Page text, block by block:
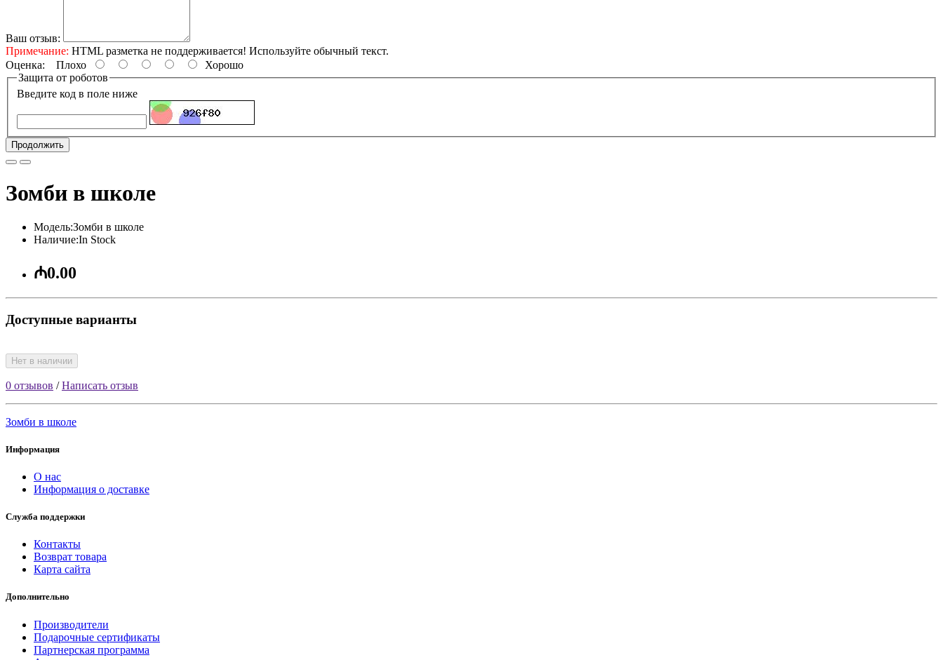
Ваш отзыв:
Примечание: HTML разметка не поддерживается! Используйте обычный текст.
Оценка: Плохо
Хорошо
Защита от роботов
Введите код в поле ниже
Продолжить
Зомби в школе
Модель:Зомби в школе
Наличие:In Stock
₼0.00
Доступные варианты
Нет в наличии
0 отзывов /Написать отзыв
Зомби в школе
Информация
О нас
Информация о доставке
Служба поддержки
Контакты
Возврат товара
Карта сайта
Дополнительно
Производители
Подарочные сертификаты
Партнерская программа